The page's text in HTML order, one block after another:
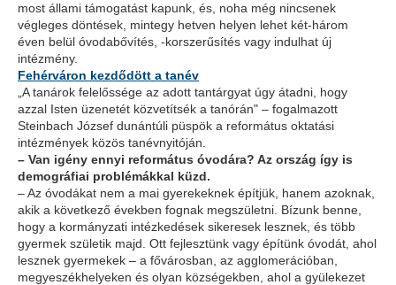
most állami támogatást kapunk, és, noha még nincsenek
végleges döntések, mintegy hetven helyen lehet két-három
éven belül óvodabővítés, -korszerűsítés vagy indulhat új
intézmény.
Fehérváron kezdődött a tanév
„A tanárok felelőssége az adott tantárgyat úgy átadni, hogy
azzal Isten üzenetét közvetítsék a tanórán" – fogalmazott
Steinbach József dunántúli püspök a református oktatási
intézmények közös tanévnyitóján.
– Van igény ennyi református óvodára? Az ország így is
demográfiai problémákkal küzd.
– Az óvodákat nem a mai gyerekeknek építjük, hanem azoknak,
akik a következő években fognak megszületni. Bízunk benne,
hogy a kormányzati intézkedések sikeresek lesznek, és több
gyermek születik majd. Ott fejlesztünk vagy építünk óvodát, ahol
lesznek gyermekek – a fővárosban, az agglomerációban,
megyeszékhelyeken és olyan községekben, ahol a gyülekezet